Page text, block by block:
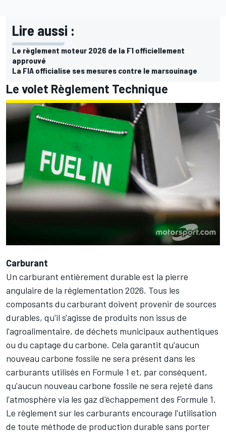
Lire aussi :
Le règlement moteur 2026 de la F1 officiellement
approuvé
La FIA officialise ses mesures contre le marsouinage
Le volet Règlement Technique
Carburant
Un carburant entièrement durable est la pierre
angulaire de la réglementation 2026. Tous les
composants du carburant doivent provenir de sources
durables, qu'il s'agisse de produits non issus de
l'agroalimentaire, de déchets municipaux authentiques
ou du captage du carbone. Cela garantit qu'aucun
nouveau carbone fossile ne sera présent dans les
carburants utilisés en Formule 1 et, par conséquent,
qu'aucun nouveau carbone fossile ne sera rejeté dans
l'atmosphère via les gaz d'échappement des Formule 1.
Le règlement sur les carburants encourage l'utilisation
de toute méthode de production durable sans porter